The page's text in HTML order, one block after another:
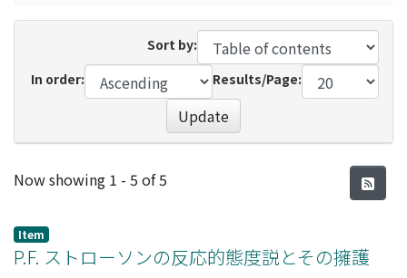
Sort by:
In order:
Results/Page:
Update
Recent Submissions
Now showing 1 - 5 of 5
Item
P.F. ストローソンの反応的態度説とその擁護